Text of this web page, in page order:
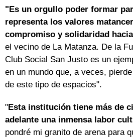
"Es un orgullo poder formar
representa los valores
compromiso y solidaridad
el vecino de La Matanza. De la
Club Social San Justo es un
en un mundo que, a veces,
de este tipo de espacios".
"Esta institución tiene más de
adelante una inmensa labor
pondré mi granito de arena para